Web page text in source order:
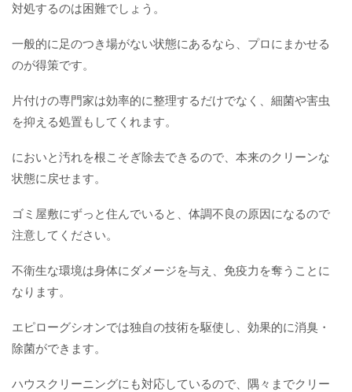
対処するのは困難でしょう。
一般的に足のつき場がない状態にあるなら、プロにまかせる
のが得策です。
片付けの専門家は効率的に整理するだけでなく、細菌や害虫
を抑える処置もしてくれます。
においと汚れを根こそぎ除去できるので、本来のクリーンな
状態に戻せます。
ゴミ屋敷にずっと住んでいると、体調不良の原因になるので
注意してください。
不衛生な環境は身体にダメージを与え、免疫力を奪うことに
なります。
エピローグシオンでは独自の技術を駆使し、効果的に消臭・
除菌ができます。
ハウスクリーニングにも対応しているので、隅々までクリー